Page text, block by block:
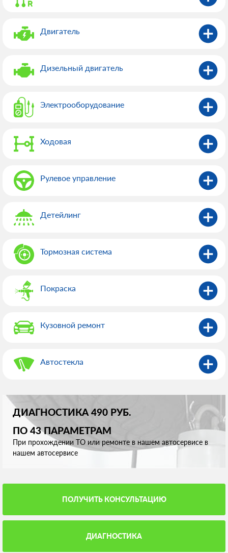
Двигатель
Дизельный двигатель
Электрооборудованиe
Ходовая
Рулевое управление
Детейлинг
Тормозная система
Покраска
Кузовной ремонт
Автостекла
ДИАГНОСТИКА 490 РУБ.
ПО 43 ПАРАМЕТРАМ
При прохождении ТО или ремонте в нашем автосервисе в
нашем автосервисе
ПОЛУЧИТЬ КОНСУЛЬТАЦИЮ
ДИАГНОСТИКА